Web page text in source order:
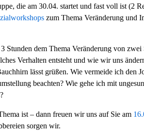
die am 30.04. startet und fast voll ist (2
zum Thema Veränderung und
Stunden dem Thema Veränderung von
Verhalten entsteht und wie wir uns
lässt grüßen. Wie vermeide ich den
beachten? Wie gehe ich mit
ist – dann freuen wir uns auf Sie am
sorgen wir.